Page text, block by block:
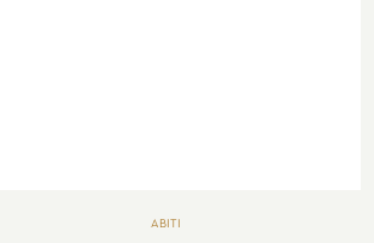
ABITI